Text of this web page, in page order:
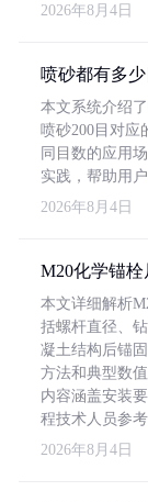
2026年8月4日
喷砂都有多少
本文系统介绍
喷砂200目对应
同目数的应用
实践，帮助用
2026年8月4日
M20化学锚
本文详细解析
括螺杆直径、
凝土结构后锚
方法和典型数
内容涵盖安装
程技术人员参考
2026年8月4日